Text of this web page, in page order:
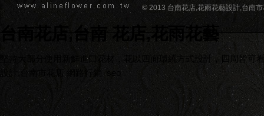
© 2013 台南花店,花雨花藝設計,台南
台南花店,台南 花店,花雨花藝
堅持大部分使用新鮮進口花材，花以四面環繞方式設計，四周皆
設計,台南市花店
網路行銷 seo